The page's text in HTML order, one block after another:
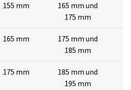
155 mm
165 mm und
175 mm
165 mm
175 mm und
185 mm
175 mm
185 mm und
195 mm